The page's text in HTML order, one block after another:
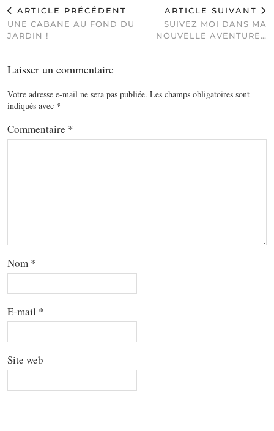
ARTICLE PRÉCÉDENT
UNE CABANE AU FOND DU
JARDIN !
ARTICLE SUIVANT
SUIVEZ MOI DANS MA
NOUVELLE AVENTURE…
Laisser un commentaire
Votre adresse e-mail ne sera pas publiée. Les champs obligatoires sont
indiqués avec *
Commentaire *
Nom *
E-mail *
Site web